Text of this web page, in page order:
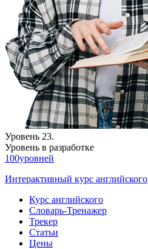
Уровень 23.
Уровень в разработке
100уровней
Интерактивный курс английского
Курс английского
Словарь-Тренажер
Трекер
Статьи
Цены